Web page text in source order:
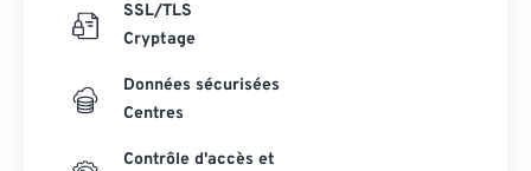
SSL/TLS
Cryptage
Données sécurisées
Centres
Contrôle d'accès et